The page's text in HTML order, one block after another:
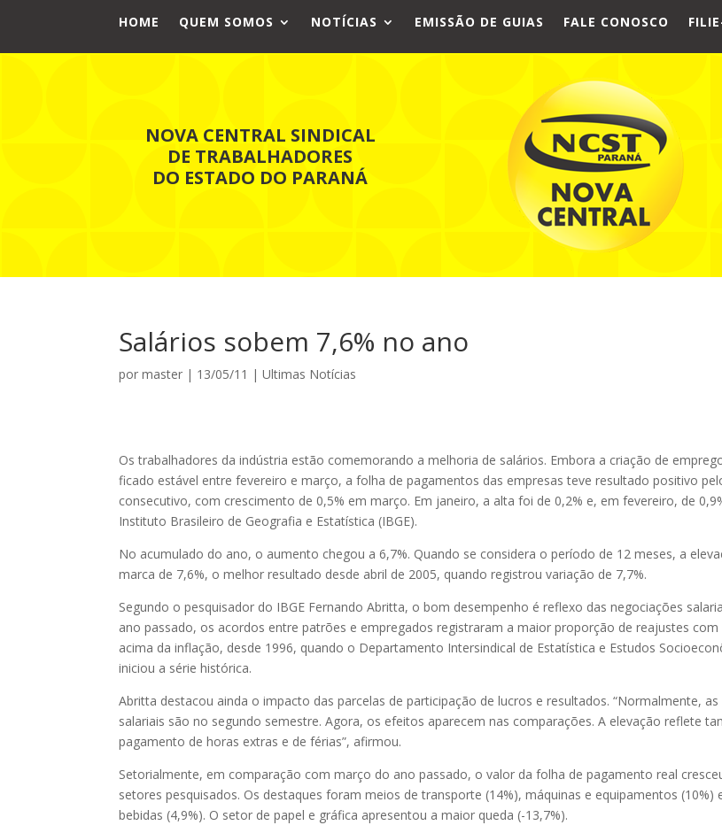
HOME QUEM SOMOS NOTÍCIAS EMISSÃO DE GUIAS FALE CONOSCO
NOVA CENTRAL SINDICAL
DE TRABALHADORES
DO ESTADO DO PARANÁ
Salários sobem 7,6% no ano
pormaster | 13/05/11 |Ultimas Notícias
Os trabalhadores da indústria estão comemorando a melhoria de salários. Embora a criação de
ficado estável entre fevereiro e março, a folha de pagamentos das empresas teve resultado positivo
consecutivo, com crescimento de 0,5% em março. Em janeiro, a alta foi de 0,2% e, em fevereiro, de
Instituto Brasileiro de Geografia e Estatística (IBGE).
No acumulado do ano, o aumento chegou a 6,7%. Quando se considera o período de 12 meses, a
marca de 7,6%, o melhor resultado desde abril de 2005, quando registrou variação de 7,7%.
Segundo o pesquisador do IBGE Fernando Abritta, o bom desempenho é reflexo das negociações
ano passado, os acordos entre patrões e empregados registraram a maior proporção de reajustes
acima da inflação, desde 1996, quando o Departamento Intersindical de Estatística e Estudos
iniciou a série histórica.
Abritta destacou ainda o impacto das parcelas de participação de lucros e resultados. “Normalmente,
salariais são no segundo semestre. Agora, os efeitos aparecem nas comparações. A elevação reflete
pagamento de horas extras e de férias”, afirmou.
Setorialmente, em comparação com março do ano passado, o valor da folha de pagamento real
setores pesquisados. Os destaques foram meios de transporte (14%), máquinas e equipamentos (10%)
bebidas (4,9%). O setor de papel e gráfica apresentou a maior queda (-13,7%).